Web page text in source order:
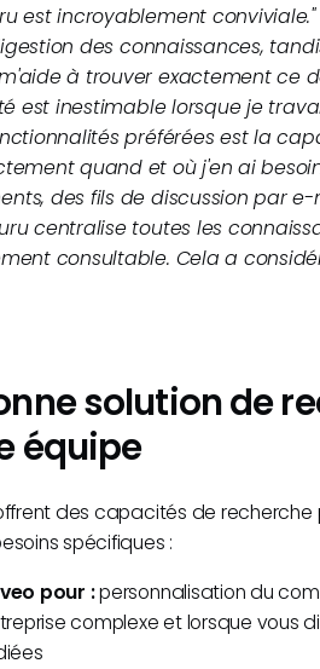
est incroyablement
des connaissances,
à trouver exactement ce
est inestimable lorsque je
préférées est la
quand et où j'en ai
des fils de discussion par
centralise toutes les
consultable. Cela a
solution de
équipe
des capacités de recherche
spécifiques :
pour :personnalisation du
complexe et lorsque vous